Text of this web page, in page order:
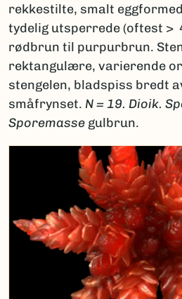
rekkestilte, smalt
tydelig utsperrede (oftest >
rødbrun til purpurbrun.
rektangulære, varierende
stengelen, bladspiss bredt
småfrynset. N = 19. Dioik.
Sporemasse gulbrun.